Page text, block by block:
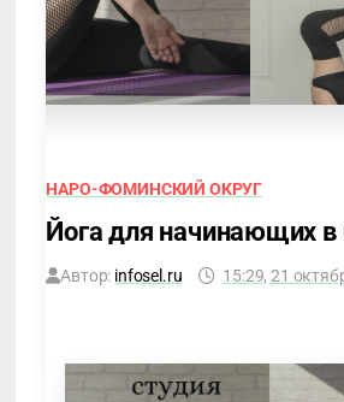
НАРО-ФОМИНСКИЙ ОКРУГ
Йога для начинающих в
Автор: infosel.ru 15:29, 21